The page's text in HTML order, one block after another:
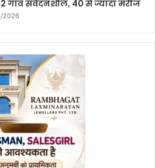
गांव संवेदनशील, 40 से ज्यादा मरीज
2026